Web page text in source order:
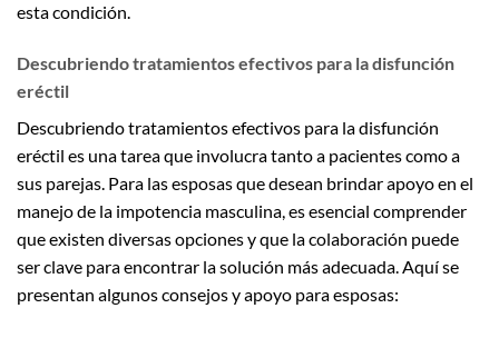
esta condición.
Descubriendo tratamientos efectivos para la disfunción
eréctil
Descubriendo tratamientos efectivos para la disfunción
eréctil es una tarea que involucra tanto a pacientes como a
sus parejas. Para las esposas que desean brindar apoyo en el
manejo de la impotencia masculina, es esencial comprender
que existen diversas opciones y que la colaboración puede
ser clave para encontrar la solución más adecuada. Aquí se
presentan algunos consejos y apoyo para esposas: